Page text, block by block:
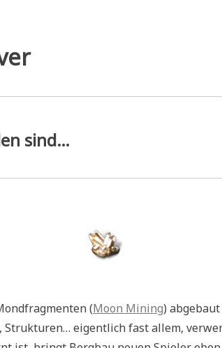
sind…
(Moon Mining)
eigentlich fast allem,